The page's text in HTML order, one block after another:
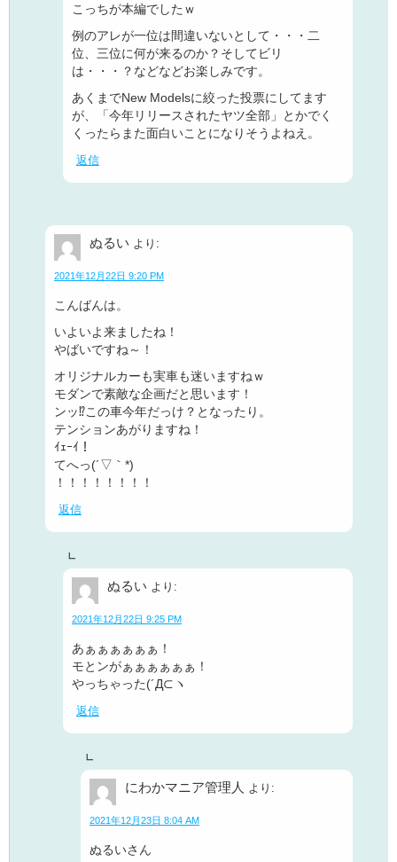
こっちが本編でしたｗ
例のアレが一位は間違いないとして・・・二
位、三位に何が来るのか？そしてビリ
は・・・？などなどお楽しみです。
あくまでNew Modelsに絞った投票にしてます
が、「今年リリースされたヤツ全部」とかでく
くったらまた面白いことになりそうよねえ。
返信
ぬるい より:
2021年12月22日 9:20 PM
こんばんは。
いよいよ来ましたね！
やばいですね～！
オリジナルカーも実車も迷いますねｗ
モダンで素敵な企画だと思います！
ンッ⁉この車今年だっけ？となったり。
テンションあがりますね！
ｲｪｰｲ！
てへっ(´▽｀*)
！！！！！！！！
返信
ぬるい より:
2021年12月22日 9:25 PM
あぁぁぁぁぁぁ！
モとンがぁぁぁぁぁぁ！
やっちゃった(´Д⊂ヽ
返信
にわかマニア管理人 より:
2021年12月23日 8:04 AM
ぬるいさん